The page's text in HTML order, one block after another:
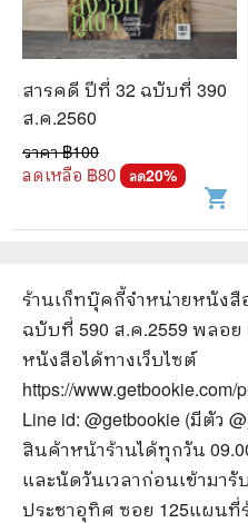
สารคดี ปีที่ 32 ฉบับที่ 390
ส.ค.2560
ราคา ฿100
ลดเหลือ ฿80 ลด20%
shopping_cart
ร้านเก็ทบุ๊คกี้จำหน่ายหนังสื
ฉบับที่ 590 ส.ค.2559 พลอ
หนังสือได้ทางเว็บไซต์
https://www.getbookie.com/
Line id: @getbookie (มีตัว
สินค้าหน้าร้านได้ทุกวัน
และนัดวันเวลาก่อนเข้ามา
ประชาอุทิศ ซอย 125แผนที่